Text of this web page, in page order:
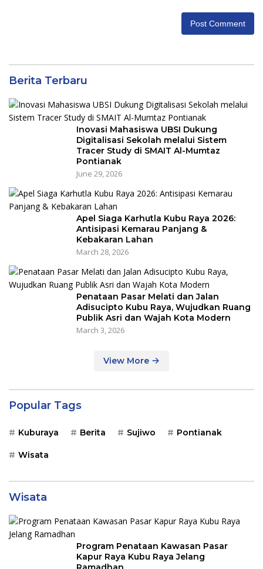
Berita Terbaru
Inovasi Mahasiswa UBSI Dukung
Digitalisasi Sekolah melalui Sistem
Tracer Study di SMAIT Al-Mumtaz
Pontianak
June 29, 2026
Apel Siaga Karhutla Kubu Raya 2026:
Antisipasi Kemarau Panjang &
Kebakaran Lahan
March 28, 2026
Penataan Pasar Melati dan Jalan
Adisucipto Kubu Raya, Wujudkan Ruang
Publik Asri dan Wajah Kota Modern
March 3, 2026
View More
Popular Tags
Kuburaya Berita Sujiwo Pontianak
Wisata
Wisata
Program Penataan Kawasan Pasar
Kapur Raya Kubu Raya Jelang